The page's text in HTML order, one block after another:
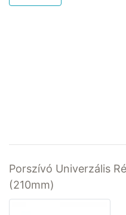
Porszívó Univerzális
(210mm)